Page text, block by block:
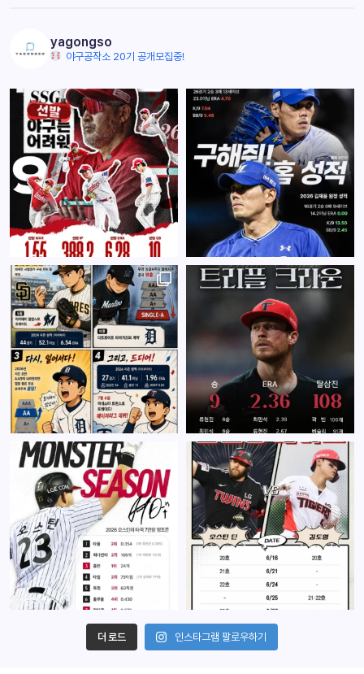
yagongso
야구공작소 20기 공개모집중!
더 로드 인스타그램 팔로우하기